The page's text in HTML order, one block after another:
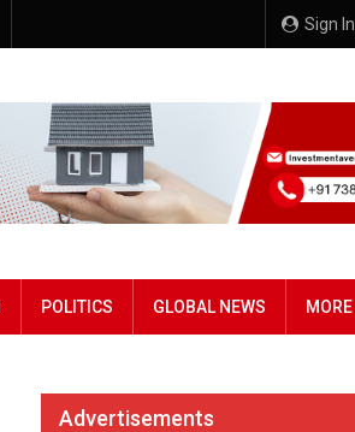
Sign In
POLITICS GLOBAL NEWS MORE
Advertisements